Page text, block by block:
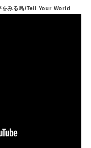
をみる島/Tell Your World